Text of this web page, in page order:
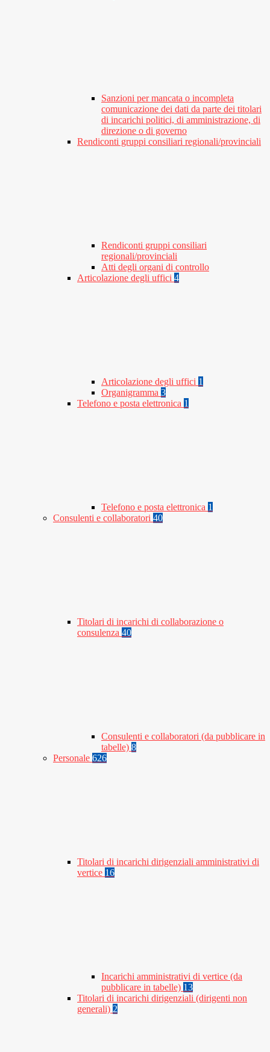
Sanzioni per mancata o incompleta
comunicazione dei dati da parte dei titolari
di incarichi politici, di amministrazione, di
direzione o di governo
Rendiconti gruppi consiliari regionali/provinciali
Rendiconti gruppi consiliari
regionali/provinciali
Atti degli organi di controllo
Articolazione degli uffici 4
Articolazione degli uffici 1
Organigramma 3
Telefono e posta elettronica 1
Telefono e posta elettronica 1
Consulenti e collaboratori 40
Titolari di incarichi di collaborazione o
consulenza 40
Consulenti e collaboratori (da pubblicare in
tabelle) 8
Personale 626
Titolari di incarichi dirigenziali amministrativi di
vertice 16
Incarichi amministrativi di vertice (da
pubblicare in tabelle) 13
Titolari di incarichi dirigenziali (dirigenti non
generali) 2